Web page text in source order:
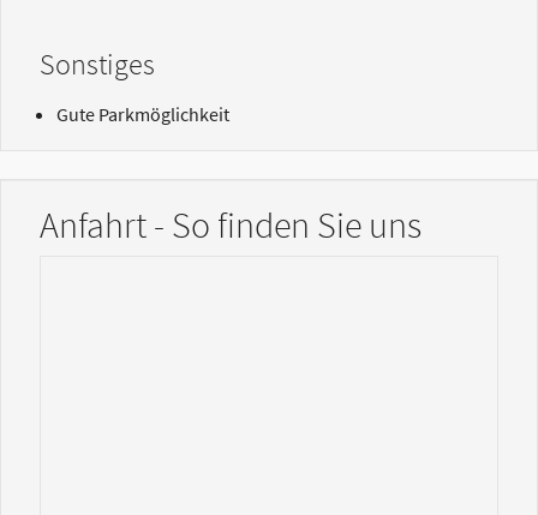
Sonstiges
Gute Parkmöglichkeit
Anfahrt - So finden Sie uns